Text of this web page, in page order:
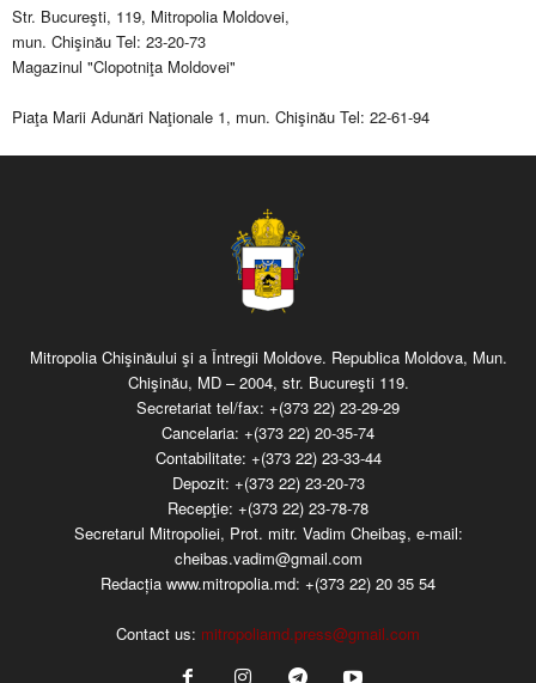
Str. Bucureşti, 119, Mitropolia Moldovei,
mun. Chişinău Tel: 23-20-73
Magazinul "Clopotniţa Moldovei"
Piaţa Marii Adunări Naţionale 1, mun. Chişinău Tel: 22-61-94
Mitropolia Chişinăului şi a Întregii Moldove. Republica Moldova, Mun.
Chişinău, MD – 2004, str. Bucureşti 119.
Secretariat tel/fax: +(373 22) 23-29-29
Cancelaria: +(373 22) 20-35-74
Contabilitate: +(373 22) 23-33-44
Depozit: +(373 22) 23-20-73
Recepţie: +(373 22) 23-78-78
Secretarul Mitropoliei, Prot. mitr. Vadim Cheibaş, e-mail:
cheibas.vadim@gmail.com
Redacția www.mitropolia.md: +(373 22) 20 35 54
Contact us: mitropoliamd.press@gmail.com